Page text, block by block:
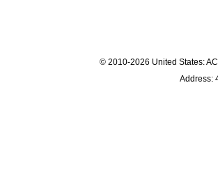
© 2010-2026 United States:
Address: